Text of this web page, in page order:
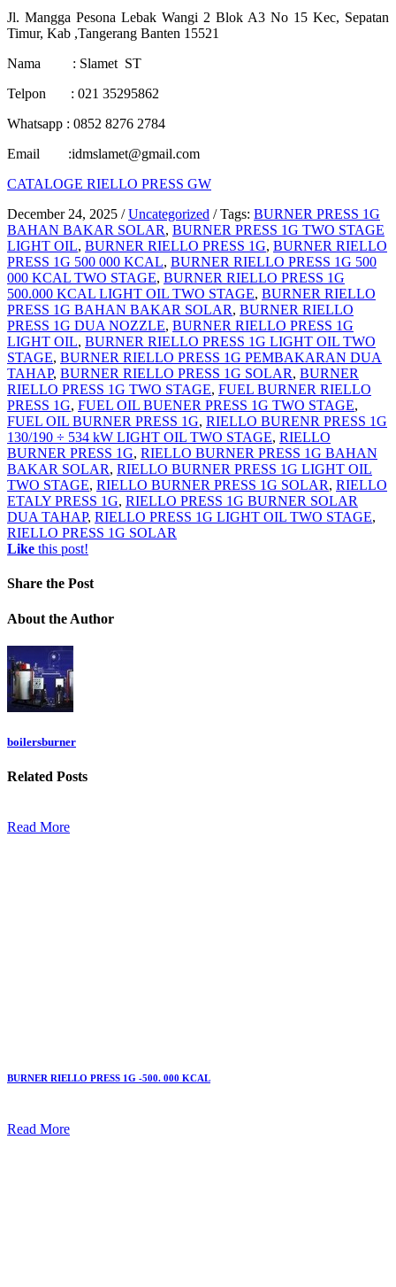
Jl. Mangga Pesona Lebak Wangi 2 Blok A3 No 15 Kec, Sepatan
Timur, Kab ,Tangerang Banten 15521
Nama : Slamet ST
Telpon : 021 35295862
Whatsapp : 0852 8276 2784
Email :idmslamet@gmail.com
CATALOGE RIELLO PRESS GW
December 24, 2025 / Uncategorized / Tags: BURNER PRESS 1G
BAHAN BAKAR SOLAR, BURNER PRESS 1G TWO STAGE
LIGHT OIL, BURNER RIELLO PRESS 1G, BURNER RIELLO
PRESS 1G 500 000 KCAL, BURNER RIELLO PRESS 1G 500
000 KCAL TWO STAGE, BURNER RIELLO PRESS 1G
500.000 KCAL LIGHT OIL TWO STAGE, BURNER RIELLO
PRESS 1G BAHAN BAKAR SOLAR, BURNER RIELLO
PRESS 1G DUA NOZZLE, BURNER RIELLO PRESS 1G
LIGHT OIL, BURNER RIELLO PRESS 1G LIGHT OIL TWO
STAGE, BURNER RIELLO PRESS 1G PEMBAKARAN DUA
TAHAP, BURNER RIELLO PRESS 1G SOLAR, BURNER
RIELLO PRESS 1G TWO STAGE, FUEL BURNER RIELLO
PRESS 1G, FUEL OIL BUENER PRESS 1G TWO STAGE,
FUEL OIL BURNER PRESS 1G, RIELLO BURENR PRESS 1G
130/190 ÷ 534 kW LIGHT OIL TWO STAGE, RIELLO
BURNER PRESS 1G, RIELLO BURNER PRESS 1G BAHAN
BAKAR SOLAR, RIELLO BURNER PRESS 1G LIGHT OIL
TWO STAGE, RIELLO BURNER PRESS 1G SOLAR, RIELLO
ETALY PRESS 1G, RIELLO PRESS 1G BURNER SOLAR
DUA TAHAP, RIELLO PRESS 1G LIGHT OIL TWO STAGE,
RIELLO PRESS 1G SOLAR
Like this post!
Share the Post
About the Author
boilersburner
Related Posts
Read More
BURNER RIELLO PRESS 1G -500. 000 KCAL
Read More